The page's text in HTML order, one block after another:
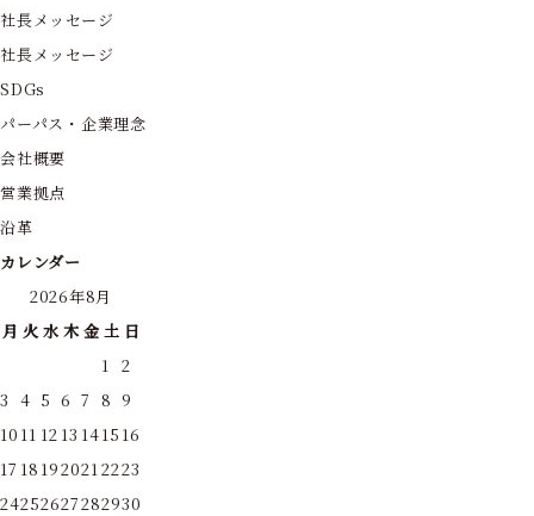
社長メッセージ
社長メッセージ
SDGs
パーパス・企業理念
会社概要
営業拠点
沿革
カレンダー
2026年8月
月 火水 木金 土 日
1 2
3 4 5 6 7 8 9
10 11 12 13 1415 16
17 18 1920212223
24252627282930